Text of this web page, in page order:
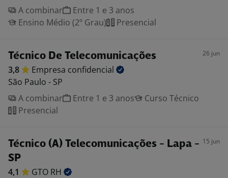
A combinar
Entre 1 e 3 anos
Ensino Médio (2º Grau)
Presencial
Técnico De Telecomunicações 26 jun
3,8 Empresa confidencial
São Paulo - SP
A combinar
Entre 1 e 3 anos
Curso Técnico
Presencial
Técnico (A) Telecomunicações - Lapa -
SP
15 jun
4,1 GTO RH